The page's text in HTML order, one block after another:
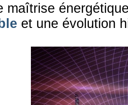
maîtrise
et une évolution